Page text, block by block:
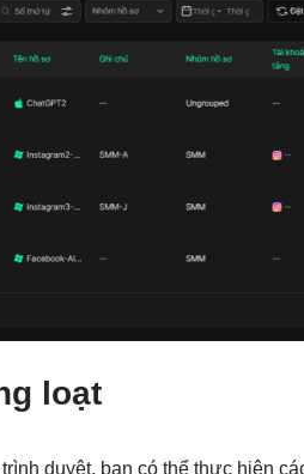
loạt
duyệt, bạn có thể thực hiện